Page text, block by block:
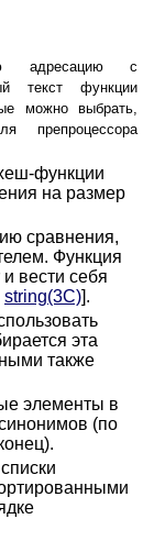
адресацию с
текст функции
можно выбрать,
препроцессора
функции
на размер
сравнения,
Функция
вести себя
string(3C)].
эта
также
элементы в
(по